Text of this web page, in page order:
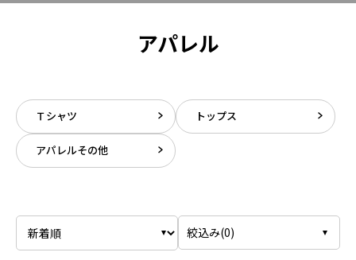
アパレル
Ｔシャツ トップス
アパレルその他
絞込み(0)